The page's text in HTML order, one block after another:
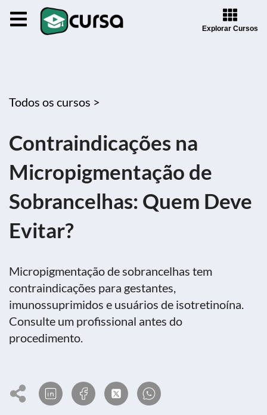
Explorar Cursos
Todos os cursos >
Contraindicações na
Micropigmentação de
Sobrancelhas: Quem Deve
Evitar?
Micropigmentação de sobrancelhas tem
contraindicações para gestantes,
imunossuprimidos e usuários de isotretinoína.
Consulte um profissional antes do
procedimento.